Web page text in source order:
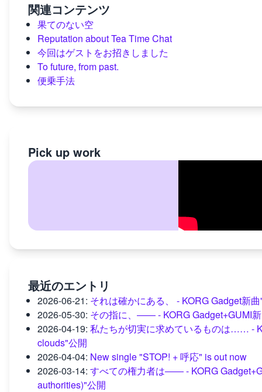
関連コンテンツ
果てのない空
Reputation about Tea Time Chat
今回はゲストをお招きしました
To future, from past.
便乗手法
Pick up work
最近のエントリ
2026-06-21: それは確かにある、 - KORG Gadget新
2026-05-30: その指に、―― - KORG Gadget+GUMI
2026-04-19: 私たちが切実に求めているものは…… -
clouds"公開
2026-04-04: New single "STOP! + 呼応" is out now
2026-03-14: すべての権力者は―― - KORG
authorities)"公開